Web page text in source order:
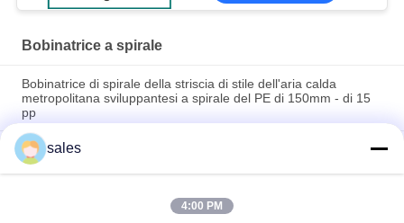
Bobinatrice a spirale
Bobinatrice di spirale della striscia di stile dell'aria calda
metropolitana sviluppantesi a spirale del PE di 150mm - di 15
pp
Macchina per taglio automatico di strisce di materiale PP per
avvolgimento di strisce di plastica
15 - 150 mm tubo a aria calda macchina di avvolgimento a
strisce automatico del nucleo macchina di avvolgimento a
sales
4:00 PM